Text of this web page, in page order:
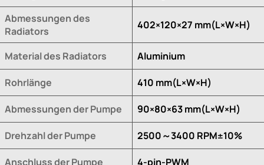
Abmessungen des
Radiators
402×120×27 mm(L×W×H)
Material des Radiators Aluminium
Rohrlänge 410 mm(L×W×H)
Abmessungen der Pumpe 90×80×63 mm(L×W×H)
Drehzahl der Pumpe 2500～3400 RPM±10%
Anschluss der Pumpe 4-pin-PWM